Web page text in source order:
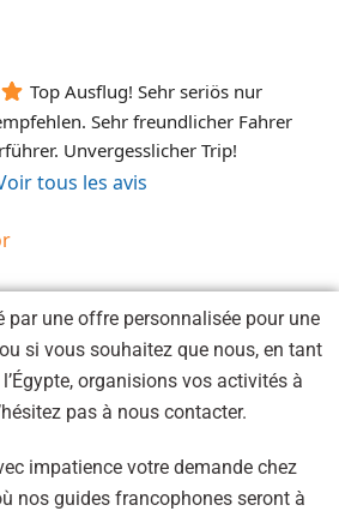
Top Ausflug! Sehr seriös nur
Sehr freundlicher Fahrer
Unvergesslicher Trip!
tous les avis
par une offre personnalisée pour une
si vous souhaitez que nous, en tant
organisions vos activités à
pas à nous contacter.
impatience votre demande chez
nos guides francophones seront à